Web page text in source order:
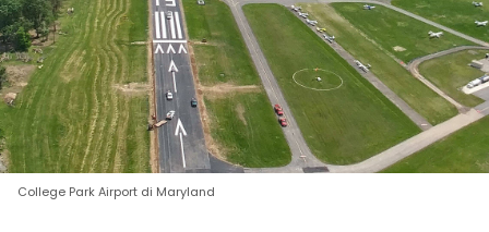
College Park Airport di Maryland